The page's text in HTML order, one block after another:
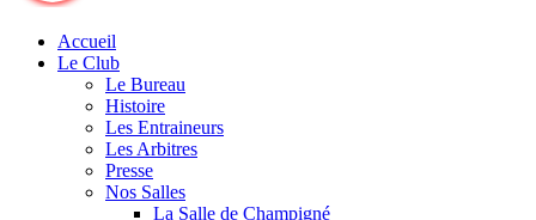
Accueil
Le Club
Le Bureau
Histoire
Les Entraineurs
Les Arbitres
Presse
Nos Salles
La Salle de Champigné